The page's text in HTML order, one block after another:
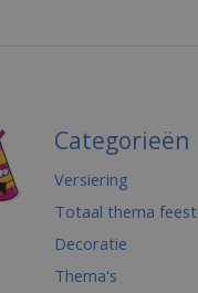
Categorieën
Versiering
Totaal thema feest
Decoratie
Thema's